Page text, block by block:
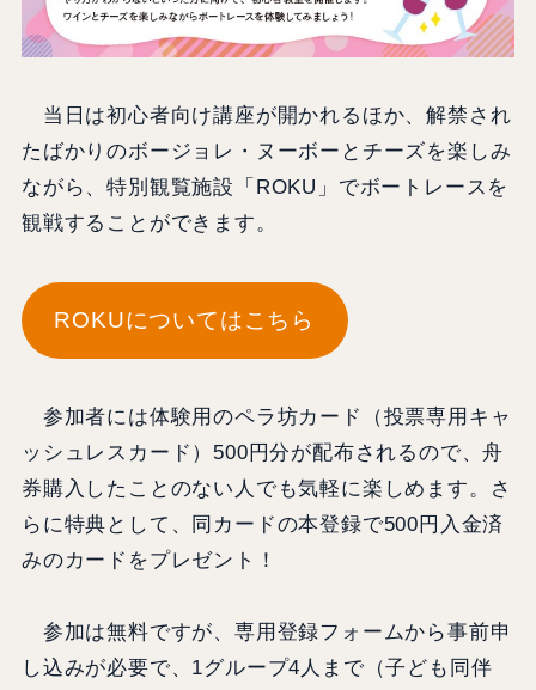
当日は初心者向け講座が開かれるほか、解禁され
たばかりのボージョレ・ヌーボーとチーズを楽しみ
ながら、特別観覧施設「ROKU」でボートレースを
観戦することができます。
ROKUについてはこちら
参加者には体験用のペラ坊カード（投票専用キャ
ッシュレスカード）500円分が配布されるので、舟
券購入したことのない人でも気軽に楽しめます。さ
らに特典として、同カードの本登録で500円入金済
みのカードをプレゼント！
参加は無料ですが、専用登録フォームから事前申
し込みが必要で、1グループ4人まで（子ども同伴